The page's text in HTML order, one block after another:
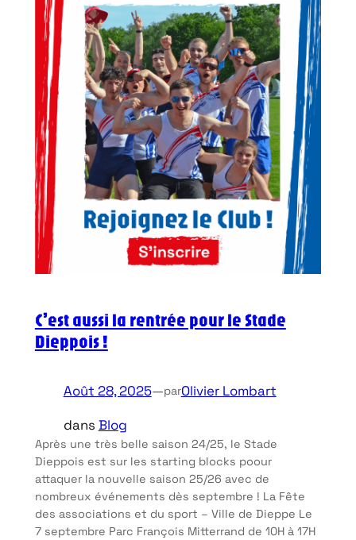
C’est aussi la rentrée pour le Stade
Dieppois !
Août 28, 2025—parOlivier Lombart
dans Blog
Après une très belle saison 24/25, le Stade
Dieppois est sur les starting blocks poour
attaquer la nouvelle saison 25/26 avec de
nombreux événements dès septembre ! La Fête
des associations et du sport – Ville de Dieppe Le
7 septembre Parc François Mitterrand de 10H à 17H